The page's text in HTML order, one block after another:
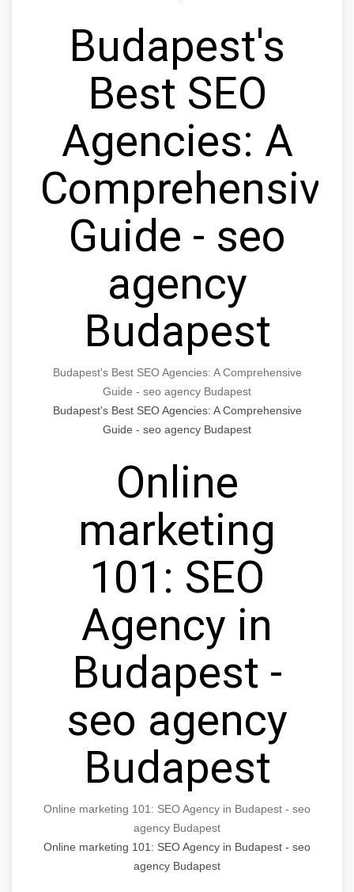
Budapest's
Best SEO
Agencies: A
Comprehensive
Guide - seo
agency
Budapest
Budapest's Best SEO Agencies: A Comprehensive
Guide - seo agency Budapest
Budapest's Best SEO Agencies: A Comprehensive
Guide - seo agency Budapest
Online
marketing
101: SEO
Agency in
Budapest -
seo agency
Budapest
Online marketing 101: SEO Agency in Budapest - seo
agency Budapest
Online marketing 101: SEO Agency in Budapest - seo
agency Budapest